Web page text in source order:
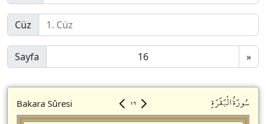
Cüz
Sayfa »
Bakara Sûresi ١٦ سُورَةُالْبَقَرَةِ